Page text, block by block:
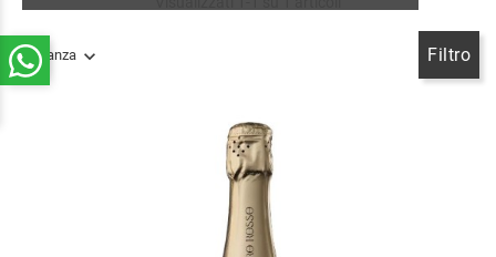
Rilevanza Filtro